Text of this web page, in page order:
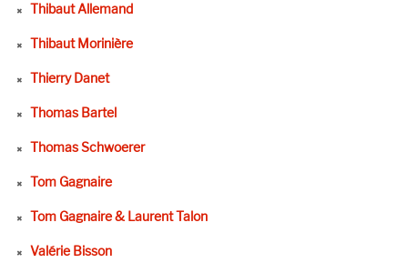
Thibaut Allemand
Thibaut Morinière
Thierry Danet
Thomas Bartel
Thomas Schwoerer
Tom Gagnaire
Tom Gagnaire & Laurent Talon
Valérie Bisson